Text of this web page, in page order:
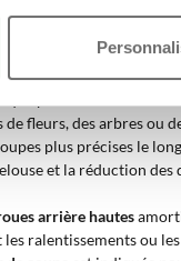
applications spécifiques
avec unelargeur de
pour les zones
fleurs, des arbres ou
plus précises le
et la réduction des
arrière hautes
ralentissements ou